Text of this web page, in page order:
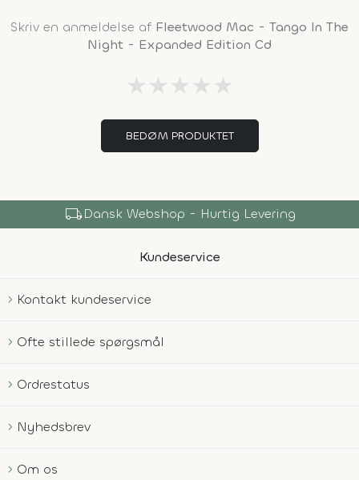
Skriv en anmeldelse af Fleetwood Mac - Tango In The
Night - Expanded Edition Cd
★ ★ ★ ★ ★
BEDØM PRODUKTET
local_shippingDansk Webshop - Hurtig Levering
Kundeservice
Kontakt kundeservice
Ofte stillede spørgsmål
Ordrestatus
Nyhedsbrev
Om os